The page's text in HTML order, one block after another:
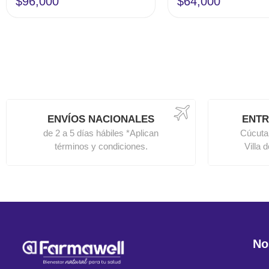
ENVÍOS NACIONALES
de 2 a 5 días hábiles *Aplican
términos y condiciones.
Villa